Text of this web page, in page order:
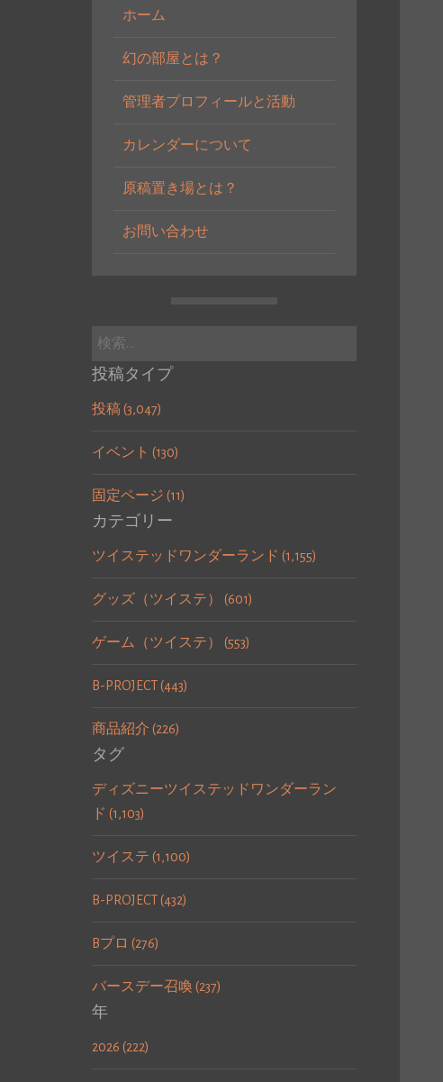
ホーム
幻の部屋とは？
管理者プロフィールと活動
カレンダーについて
原稿置き場とは？
お問い合わせ
検
投稿タイプ
投稿 (3,047)
イベント (130)
固定ページ (11)
カテゴリー
ツイステッドワンダーランド (1,155)
グッズ（ツイステ） (601)
ゲーム（ツイステ） (553)
B-PROJECT (443)
商品紹介 (226)
タグ
ディズニーツイステッドワンダーラン
ド (1,103)
ツイステ (1,100)
B-PROJECT (432)
Bプロ (276)
バースデー召喚 (237)
年
2026 (222)